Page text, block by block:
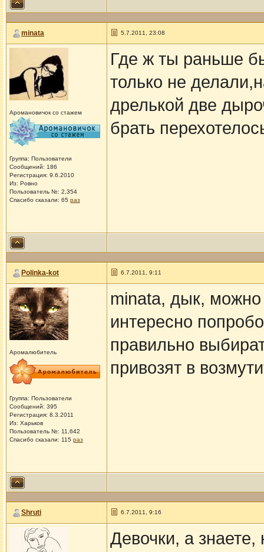
minata 5.7.2011, 23:08
Аромановичок со стажем
Группа: Пользователи
Сообщений: 186
Регистрация: 9.6.2010
Из: Ровно
Пользователь №: 2,354
Спасибо сказали: 65 раз
Где ж ты раньше
только не
дрелькой две
брать
Polinka-kot 6.7.2011, 9:11
Аромалюбитель
Группа: Пользователи
Сообщений: 395
Регистрация: 8.3.2011
Из: Харьков
Пользователь №: 11,642
Спасибо сказали: 115 раз
minata, дык, можно
интересно
правильно
привозят в
Shruti 6.7.2011, 9:16
Девочки, а